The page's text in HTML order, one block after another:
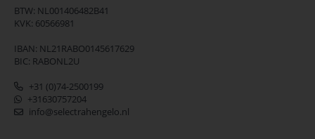
BTW: NL001406482B41
KVK: 60566981
IBAN: NL21RABO0145617629
BIC: RABONL2U
+31 (0)74-2500199
+31630757204
info@selectrahengelo.nl